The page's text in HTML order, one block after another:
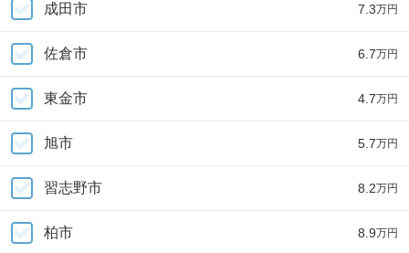
成田市 7.3万円
佐倉市 6.7万円
東金市 4.7万円
旭市 5.7万円
習志野市 8.2万円
柏市 8.9万円